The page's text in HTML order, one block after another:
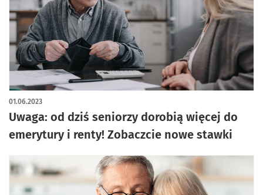
Uwaga: od dziś seniorzy dorobią więcej do
emerytury i renty! Zobaczcie nowe stawki
01.06.2023
artykuł z galerią zdjęć